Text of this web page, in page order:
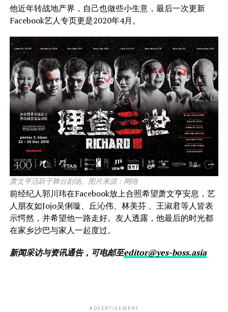
他近年转战地产界，自己也做些小生意，最后一次更新
Facebook艺人专页更是2020年4月。
萧文亨活跃于舞台剧场。图片来源：网络
前经纪人郭川玮在Facebook放上合照希望萧文亨安息，艺
人朋友如Jojo吴俐璇、丘沁伟、林美芬 、王淑君等人皆表
示愕然，并希望他一路走好。友人透露，他最后的时光都
在家乡沙巴与家人一起度过。
新闻采访与资讯通告，可电邮至editor@yes-boss.asia
ADVERTISEMENT